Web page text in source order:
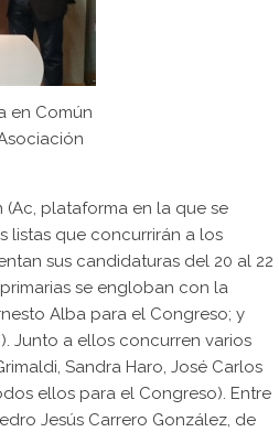
en Común
(Ac, plataforma en la que se
listas que concurrirán a los
sus candidaturas del 20 al 22
se engloban con la
Alba para el Congreso; y
Junto a ellos concurren varios
Sandra Haro, José Carlos
ellos para el Congreso). Entre
Jesús Carrero González, de